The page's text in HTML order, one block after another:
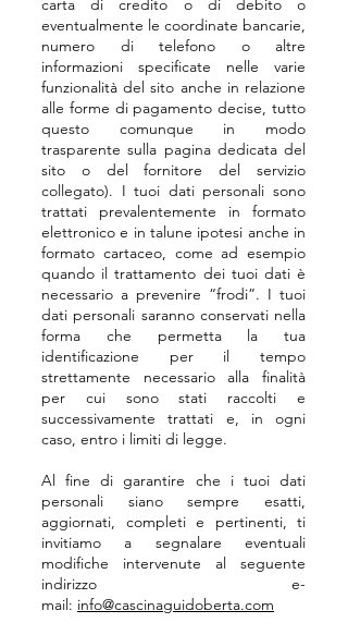
carta di credito o di debito o
eventualmente le coordinate bancarie,
numero di telefono o altre
informazioni specificate nelle varie
funzionalità del sito anche in relazione
alle forme di pagamento decise, tutto
questo comunque in modo
trasparente sulla pagina dedicata del
sito o del fornitore del servizio
collegato). I tuoi dati personali sono
trattati prevalentemente in formato
elettronico e in talune ipotesi anche in
formato cartaceo, come ad esempio
quando il trattamento dei tuoi dati è
necessario a prevenire “frodi”. I tuoi
dati personali saranno conservati nella
forma che permetta la tua
identificazione per il tempo
strettamente necessario alla finalità
per cui sono stati raccolti e
successivamente trattati e, in ogni
caso, entro i limiti di legge.
Al fine di garantire che i tuoi dati
personali siano sempre esatti,
aggiornati, completi e pertinenti, ti
invitiamo a segnalare eventuali
modifiche intervenute al seguente
indirizzo e-
mail: info@cascinaguidoberta.com